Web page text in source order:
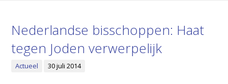
Nederlandse bisschoppen: Haat
tegen Joden verwerpelijk
Actueel 30 juli 2014